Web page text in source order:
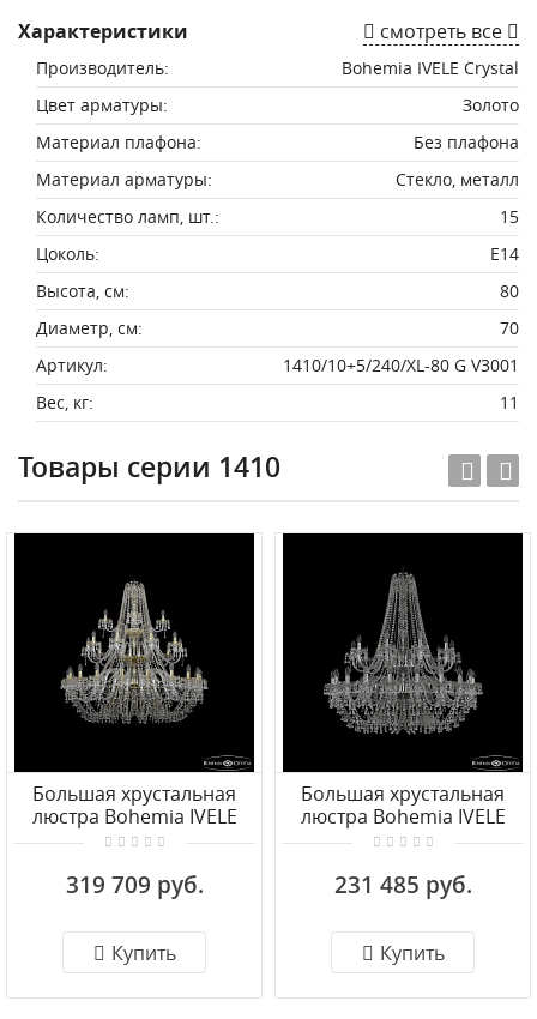
Характеристики смотреть все
Производитель:
Bohemia IVELE Crystal
Цвет арматуры:
Золото
Материал плафона:
Без плафона
Материал арматуры:
Стекло, металл
Количество ламп, шт.:
15
Цоколь:
E14
Высота, см:
80
Диаметр, см:
70
Артикул:
1410/10+5/240/XL-80 G V3001
Вес, кг:
11
Товары серии 1410
Большая хрустальная
люстра Bohemia IVELE
Crystal
V0300
319 709 руб.
Купить
Большая хрустальная
люстра Bohemia IVELE
Crystal 1410/20+10/400/2d
231 485 руб.
Купить